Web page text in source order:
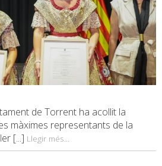
de Torrent ha acollit la
màximes representants de la
[...] Llegir més...